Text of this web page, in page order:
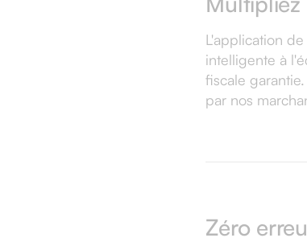
L'application
intelligente à
fiscale
par nos
Zéro